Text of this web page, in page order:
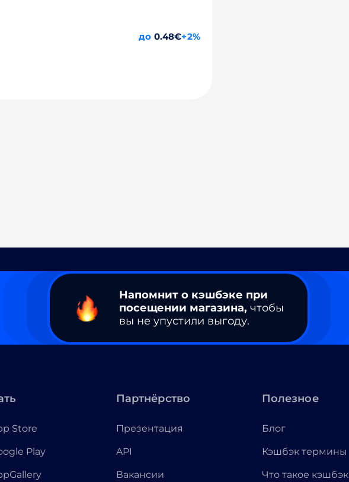
до 0.48€+2%
Напомнит о кэшбэке при
посещении магазина, чтобы
вы не упустили выгоду.
Store
Play
Партнёрство
Презентация
API
Вакансии
Полезное
Блог
Кэшбэк термины
Что такое кэшбэк